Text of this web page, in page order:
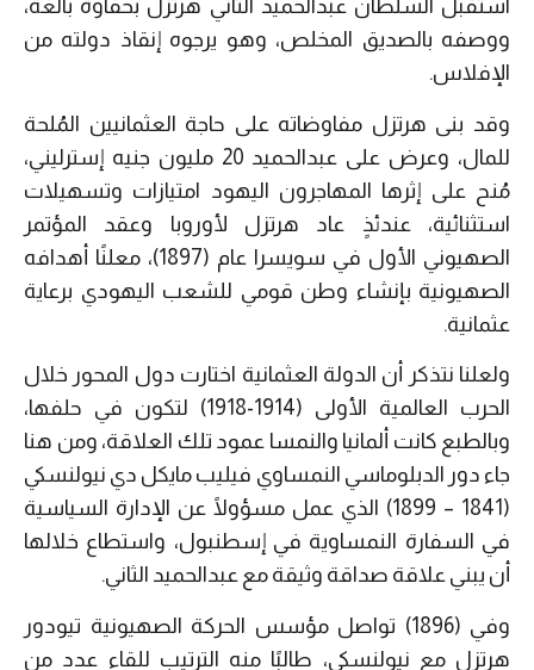
استقبل السلطان عبدالحميد الثاني هرتزل بحفاوة بالغة،
ووصفه بالصديق المخلص، وهو يرجوه إنقاذ دولته من
الإفلاس.
وقد بنى هرتزل مفاوضاته على حاجة العثمانيين المُلحة
للمال، وعرض على عبدالحميد 20 مليون جنيه إسترليني،
مُنح على إثرها المهاجرون اليهود امتيازات وتسهيلات
استثنائية، عندئذٍ عاد هرتزل لأوروبا وعقد المؤتمر
الصهيوني الأول في سويسرا عام (1897)، معلنًا أهدافه
الصهيونية بإنشاء وطن قومي للشعب اليهودي برعاية
عثمانية.
ولعلنا نتذكر أن الدولة العثمانية اختارت دول المحور خلال
الحرب العالمية الأولى (1914-1918) لتكون في حلفها،
وبالطبع كانت ألمانيا والنمسا عمود تلك العلاقة، ومن هنا
جاء دور الدبلوماسي النمساوي فيليب مايكل دي نيولنسكي
(1841 – 1899) الذي عمل مسؤولًا عن الإدارة السياسية
في السفارة النمساوية في إسطنبول، واستطاع خلالها
أن يبني علاقة صداقة وثيقة مع عبدالحميد الثاني.
وفي (1896) تواصل مؤسس الحركة الصهيونية تيودور
هرتزل مع نيولنسكي، طالبًا منه الترتيب للقاء عدد من